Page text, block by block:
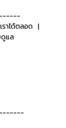
าได้ตลอด  |
แล